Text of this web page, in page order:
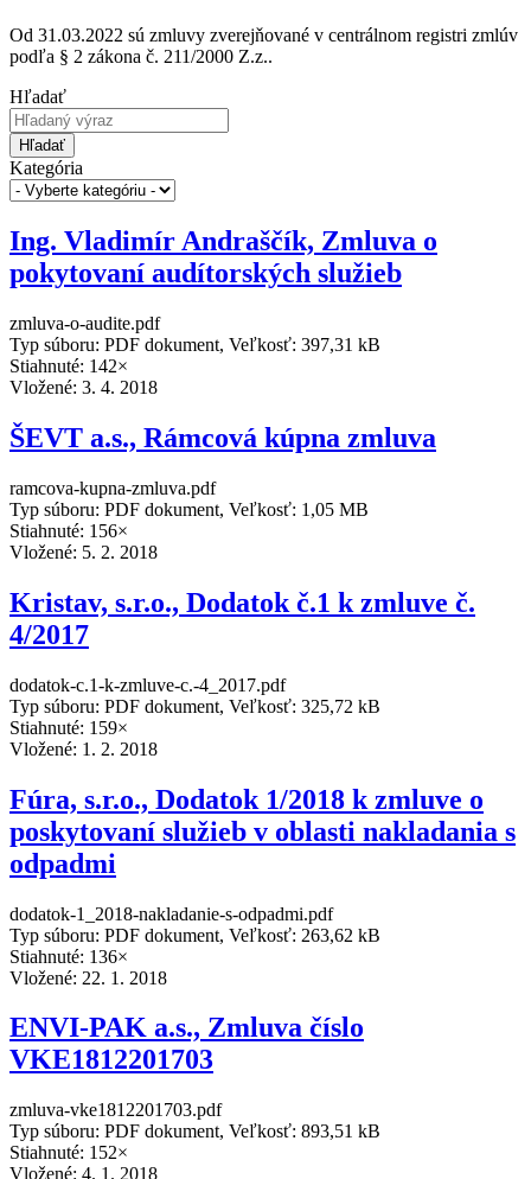
Od 31.03.2022 sú zmluvy zverejňované v centrálnom registri zmlúv
podľa § 2 zákona č. 211/2000 Z.z..
Hľadať
Hľadať
Kategória
Ing. Vladimír Andraščík, Zmluva o
pokytovaní audítorských služieb
zmluva-o-audite.pdf
Typ súboru: PDF dokument, Veľkosť: 397,31 kB
Stiahnuté: 142×
Vložené: 3. 4. 2018
ŠEVT a.s., Rámcová kúpna zmluva
ramcova-kupna-zmluva.pdf
Typ súboru: PDF dokument, Veľkosť: 1,05 MB
Stiahnuté: 156×
Vložené: 5. 2. 2018
Kristav, s.r.o., Dodatok č.1 k zmluve č.
4/2017
dodatok-c.1-k-zmluve-c.-4_2017.pdf
Typ súboru: PDF dokument, Veľkosť: 325,72 kB
Stiahnuté: 159×
Vložené: 1. 2. 2018
Fúra, s.r.o., Dodatok 1/2018 k zmluve o
poskytovaní služieb v oblasti nakladania s
odpadmi
dodatok-1_2018-nakladanie-s-odpadmi.pdf
Typ súboru: PDF dokument, Veľkosť: 263,62 kB
Stiahnuté: 136×
Vložené: 22. 1. 2018
ENVI-PAK a.s., Zmluva číslo
VKE1812201703
zmluva-vke1812201703.pdf
Typ súboru: PDF dokument, Veľkosť: 893,51 kB
Stiahnuté: 152×
Vložené: 4. 1. 2018